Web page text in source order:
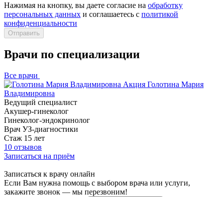
Нажимая на кнопку, вы даете согласие на обработку
персональных данных и соглашаетесь с политикой
конфиденциальности
Врачи по специализации
Все врачи
Акция Голотина Мария
Владимировна
Ведущий специалист
Акушер-гинеколог
Гинеколог-эндокринолог
Врач УЗ-диагностики
Стаж 15 лет
10 отзывов
Записаться на приём
Записаться к врачу онлайн
Если Вам нужна помощь с выбором врача или услуги,
закажите звонок — мы перезвоним!